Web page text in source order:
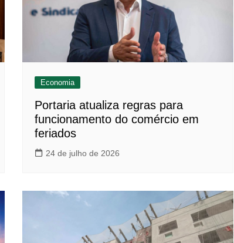
Economia
Portaria atualiza regras para
funcionamento do comércio em
feriados
24 de julho de 2026